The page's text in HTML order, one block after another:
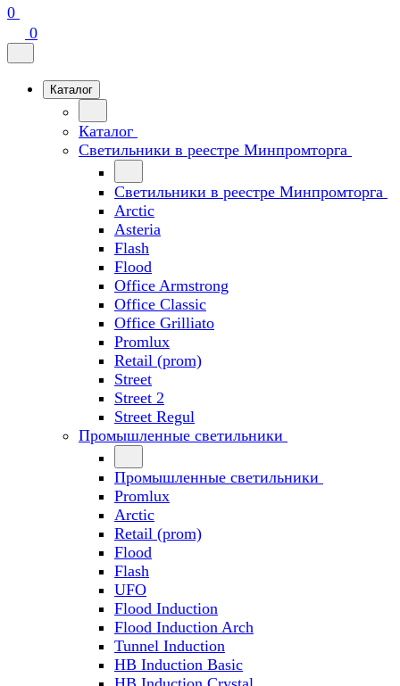
0
0
Каталог
Каталог
Светильники в реестре Минпромторга
Светильники в реестре Минпромторга
Arctic
Asteria
Flash
Flood
Office Armstrong
Office Classic
Office Grilliato
Promlux
Retail (prom)
Street
Street 2
Street Regul
Промышленные светильники
Промышленные светильники
Promlux
Arctic
Retail (prom)
Flood
Flash
UFO
Flood Induction
Flood Induction Arch
Tunnel Induction
HB Induction Basic